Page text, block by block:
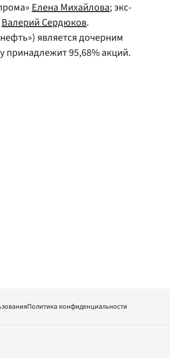
Елена Михайлова; экс-
Валерий Сердюков.
является дочерним
принадлежит 95,68% акций.
Политика конфиденциальности